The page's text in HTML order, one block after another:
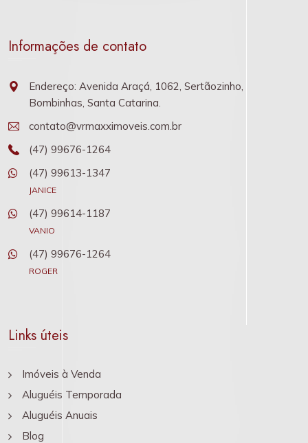
Informações de contato
Endereço: Avenida Araçá, 1062, Sertãozinho,
Bombinhas, Santa Catarina.
contato@vrmaxximoveis.com.br
(47) 99676-1264
(47) 99613-1347
JANICE
(47) 99614-1187
VANIO
(47) 99676-1264
ROGER
Links úteis
Imóveis à Venda
Aluguéis Temporada
Aluguéis Anuais
Blog